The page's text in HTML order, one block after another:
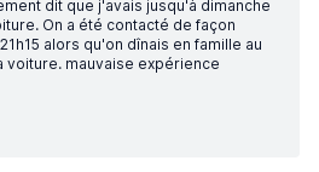
dit que j'avais jusqu'à dimanche
On a été contacté de façon
alors qu'on dînais en famille au
voiture. mauvaise expérience